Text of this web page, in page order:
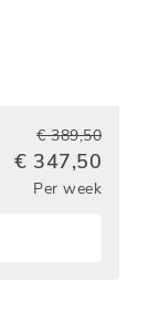
€ 389,50
€ 347,50
Per week